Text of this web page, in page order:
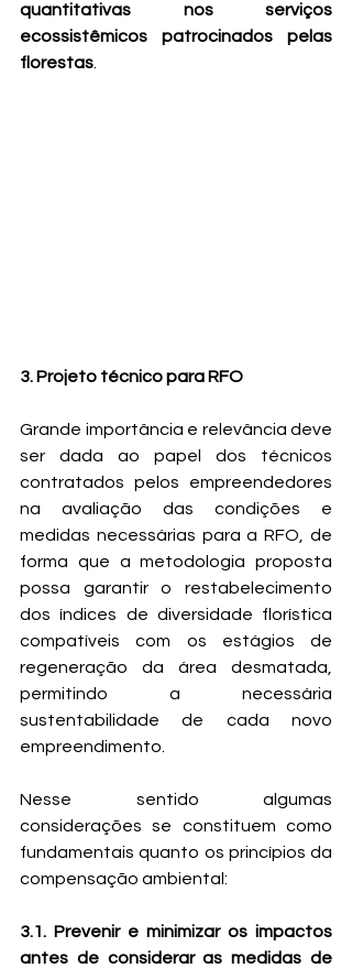
quantitativas nos serviços
ecossistêmicos patrocinados pelas
florestas
3. Projeto técnico para RFO
Grande importância e relevância deve
ser dada ao papel dos técnicos
contratados pelos empreendedores
na avaliação das condições e
medidas necessárias para a RFO, de
forma que a metodologia proposta
possa garantir o restabelecimento
dos índices de diversidade florística
compatíveis com os estágios de
regeneração da área desmatada,
permitindo a necessária
sustentabilidade de cada novo
empreendimento.
Nesse sentido algumas
considerações se constituem como
fundamentais quanto os princípios da
compensação ambiental:
3.1. Prevenir e minimizar os impactos
antes de considerar as medidas de